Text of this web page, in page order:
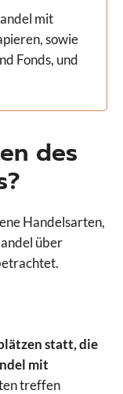
mit
sowie
Fonds, und
des
Handelsarten,
über
statt, die
mit
treffen